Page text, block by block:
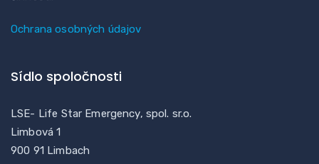
Ochrana osobných údajov
Sídlo spoločnosti
LSE- Life Star Emergency, spol. sr.o.
Limbová 1
900 91 Limbach